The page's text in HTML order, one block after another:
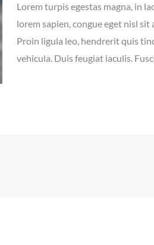
Lorem turpis egestas magna, in
lorem sapien, congue eget nisl
Proin ligula leo, hendrerit quis
vehicula. Duis feugiat iaculis.